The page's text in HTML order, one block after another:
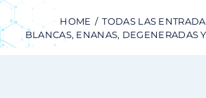
HOME TODAS LAS
BLANCAS, ENANAS, DEGENERADAS